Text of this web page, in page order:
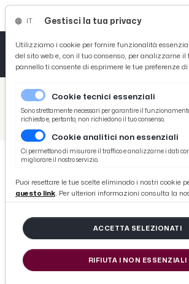
/ Picenotime
/ Comunicati Stampa
Marco Perosa nominato ufficialmente nuovo
Marco Perosa nominato
ufficialmente nuovo
della Ciip S.p.A
di Redazione Picenotime
Gestisci la tua privacy
Utilizziamo i cookie per fornire funzionalità
del sito web e, con il tuo consenso, per analizzarne il
pannello ti consente di esprimere le tue preferenze di
Cookie tecnici essenziali
Sono strettamente necessari per garantire il
richiesto e, pertanto, non richiedono il tuo consenso.
Cookie analitici non essenziali
Ci permettono di misurare il traffico e analizzarne i dati
migliorare il nostro servizio.
Puoi resettare le tue scelte eliminado i nostri cookie
questo link. Per ulteriori informazioni consulta la
ACCETTA SELEZIONATI
RIFIUTA I NON ESSENZIALI
Tutto News
Tutto Sport
Basket
Ciclismo
Tutto Curiosità